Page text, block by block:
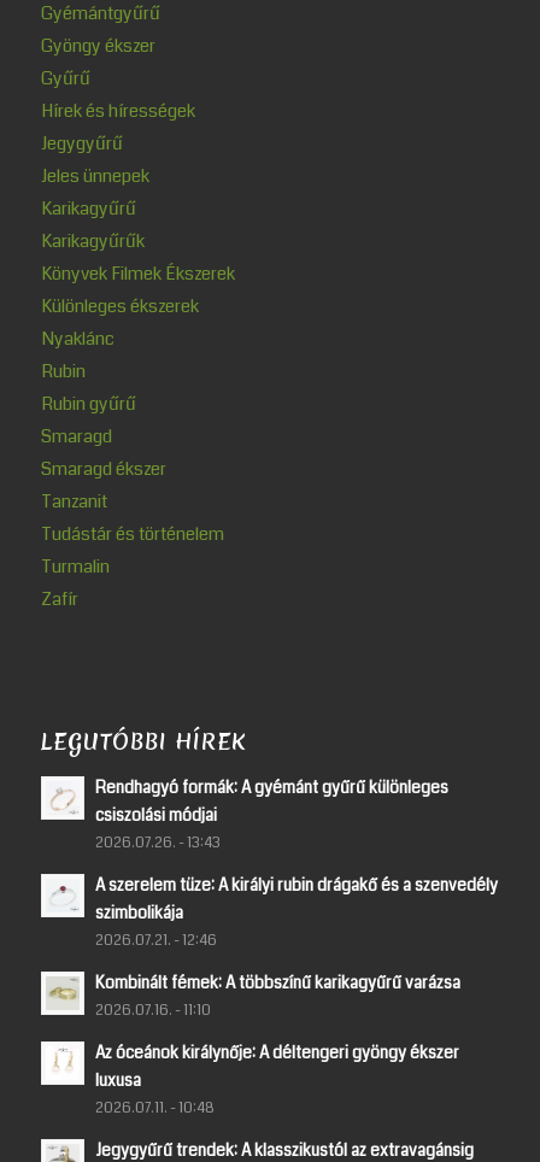
Gyémántgyűrű
Gyöngy ékszer
Gyűrű
Hírek és hírességek
Jegygyűrű
Jeles ünnepek
Karikagyűrű
Karikagyűrűk
Könyvek Filmek Ékszerek
Különleges ékszerek
Nyaklánc
Rubin
Rubin gyűrű
Smaragd
Smaragd ékszer
Tanzanit
Tudástár és történelem
Turmalin
Zafír
LEGUTÓBBI HÍREK
Rendhagyó formák: A gyémánt gyűrű különleges
csiszolási módjai
2026.07.26. - 13:43
A szerelem tüze: A királyi rubin drágakő és a szenvedély
szimbolikája
2026.07.21. - 12:46
Kombinált fémek: A többszínű karikagyűrű varázsa
2026.07.16. - 11:10
Az óceánok királynője: A déltengeri gyöngy ékszer
luxusa
2026.07.11. - 10:48
Jegygyűrű trendek: A klasszikustól az extravagánsig